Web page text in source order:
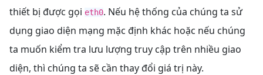
thiết bị được gọi eth0. Nếu hệ thống của chúng ta sử
dụng giao diện mạng mặc định khác hoặc nếu chúng
ta muốn kiểm tra lưu lượng truy cập trên nhiều giao
diện, thì chúng ta sẽ cần thay đổi giá trị này.